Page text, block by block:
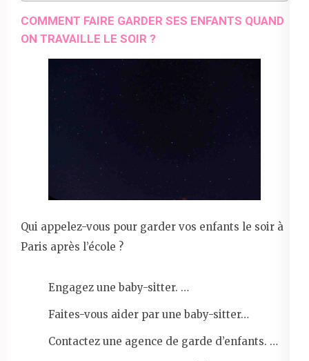
COMMENT FAIRE GARDER SES ENFANTS QUAND
ON TRAVAILLE LE SOIR ?
Qui appelez-vous pour garder vos enfants le soir à
Paris après l’école ?
Engagez une baby-sitter. …
Faites-vous aider par une baby-sitter…
Contactez une agence de garde d’enfants. …